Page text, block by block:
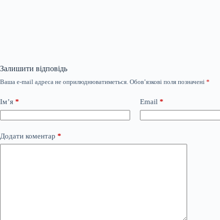
Залишити відповідь
Ваша e-mail адреса не оприлюднюватиметься. Обов’язкові поля позначені *
Ім’я * Email *
Додати коментар *